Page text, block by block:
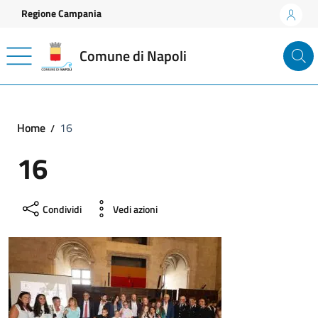
Vai ai contenuti
Vai al footer
Regione Campania
Comune di Napoli
Home 16
16
Condividi Vedi azioni